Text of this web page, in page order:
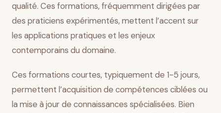
qualité. Ces formations, fréquemment dirigées par
des praticiens expérimentés, mettent l’accent sur
les applications pratiques et les enjeux
contemporains du domaine.
Ces formations courtes, typiquement de 1-5 jours,
permettent l’acquisition de compétences ciblées ou
la mise à jour de connaissances spécialisées. Bien